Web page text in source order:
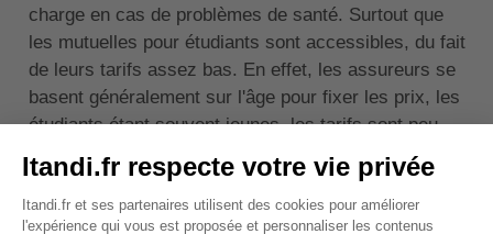
charge en cas de problèmes de santé. Surtout que
les mutuelles pour étudiants sont accessibles, du fait
de leurs tarifs assez bas. En effet, les assureurs se
basent généralement sur l'âge pour fixer les prix, les
étudiants étant souvent jeunes, les tarifs sont peu
élevés.
💡Le saviez-vous :pour obtenir une prise en